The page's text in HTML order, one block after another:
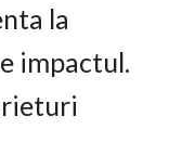
la
impactul.